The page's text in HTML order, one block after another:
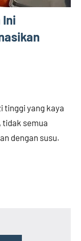
Ini
tinggi yang kaya
tidak semua
dengan susu.